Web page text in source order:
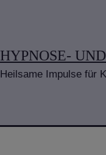
HYPNOSE-
Heilsame Impulse für